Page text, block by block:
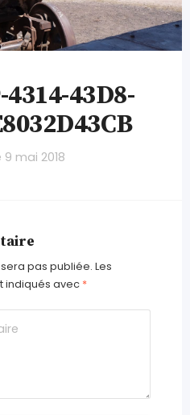
4314-43D8-
9 mai 2018
pas publiée. Les
indiqués avec *